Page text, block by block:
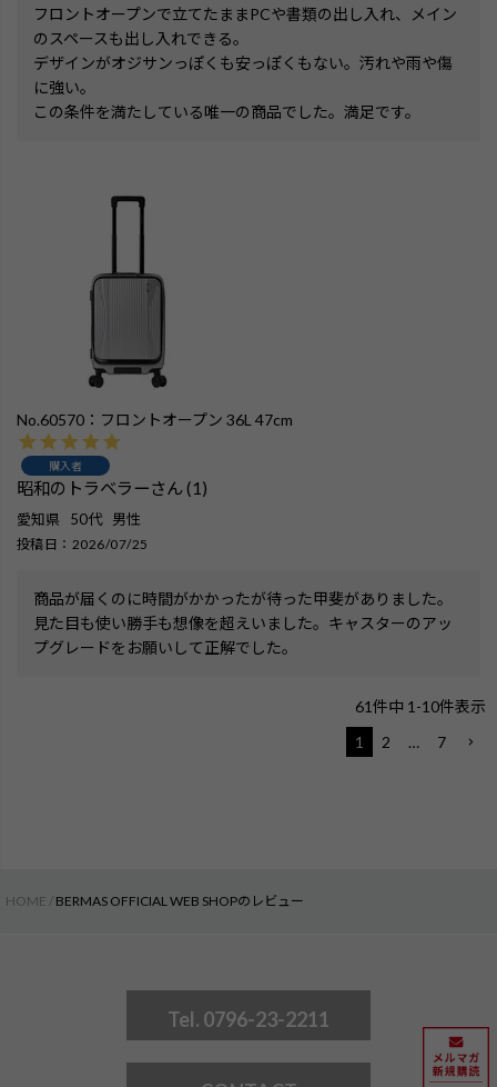
フロントオープンで立てたままPCや書類の出し入れ、メイン
のスペースも出し入れできる。
デザインがオジサンっぽくも安っぽくもない。汚れや雨や傷
に強い。
この条件を満たしている唯一の商品でした。満足です。
No.60570：フロントオープン 36L 47cm
購入者
昭和のトラベラー 1
愛知県 50代 男性
投稿日 2026/07/25
商品が届くのに時間がかかったが待った甲斐がありました。
見た目も使い勝手も想像を超えいました。キャスターのアッ
プグレードをお願いして正解でした。
61件中 1 -10件表示
1
2 … 7
HOME BERMAS OFFICIAL WEB SHOPのレビュー
Tel. 0796-23-2211